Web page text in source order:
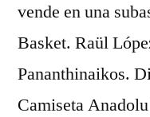
vende en una
Basket. Raül
Pananthinaikos.
Camiseta